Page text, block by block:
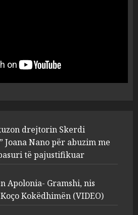
Joana Nano për
abuzim me fondet publike dhe
të pajustifikuar
Gramshi, nis
penal për Koço
(VIDEO)
MARCH 27, 2025
Persona të maskuar
“One Albania”,
drejtorin Skerdi
Joana Nano për abuzim me
të pajustifikuar
Apolonia- Gramshi, nis
Kokëdhimën (VIDEO)